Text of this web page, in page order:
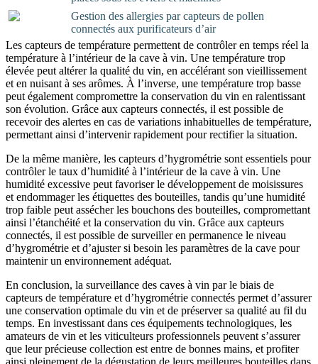
Gestion des allergies par capteurs de pollen
connectés aux purificateurs d’air
Les capteurs de température permettent de contrôler en temps réel la
température à l’intérieur de la cave à vin. Une température trop
élevée peut altérer la qualité du vin, en accélérant son vieillissement
et en nuisant à ses arômes. À l’inverse, une température trop basse
peut également compromettre la conservation du vin en ralentissant
son évolution. Grâce aux capteurs connectés, il est possible de
recevoir des alertes en cas de variations inhabituelles de température,
permettant ainsi d’intervenir rapidement pour rectifier la situation.
De la même manière, les capteurs d’hygrométrie sont essentiels pour
contrôler le taux d’humidité à l’intérieur de la cave à vin. Une
humidité excessive peut favoriser le développement de moisissures
et endommager les étiquettes des bouteilles, tandis qu’une humidité
trop faible peut assécher les bouchons des bouteilles, compromettant
ainsi l’étanchéité et la conservation du vin. Grâce aux capteurs
connectés, il est possible de surveiller en permanence le niveau
d’hygrométrie et d’ajuster si besoin les paramètres de la cave pour
maintenir un environnement adéquat.
En conclusion, la surveillance des caves à vin par le biais de
capteurs de température et d’hygrométrie connectés permet d’assurer
une conservation optimale du vin et de préserver sa qualité au fil du
temps. En investissant dans ces équipements technologiques, les
amateurs de vin et les viticulteurs professionnels peuvent s’assurer
que leur précieuse collection est entre de bonnes mains, et profiter
ainsi pleinement de la dégustation de leurs meilleures bouteilles dans